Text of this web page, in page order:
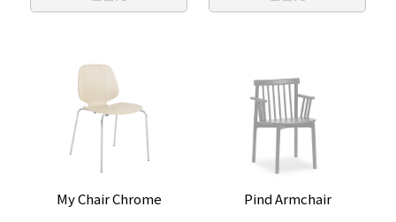
My Chair Chrome
Pind Armchair